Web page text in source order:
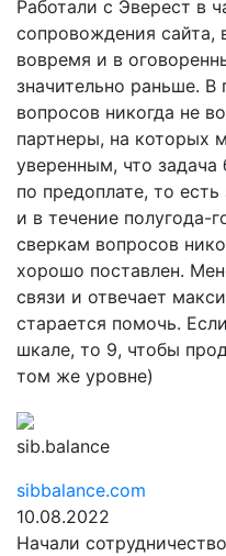
Работали с Эверест в
сопровождения сайта,
вовремя и в
значительно раньше. В
вопросов никогда не
партнеры, на которых
уверенным, что задача
по предоплате, то
и в течение полугода-
сверкам вопросов
хорошо поставлен.
связи и отвечает
старается помочь.
шкале, то 9, чтобы
том же уровне)
sib.balance
sibbalance.com
10.08.2022
Начали